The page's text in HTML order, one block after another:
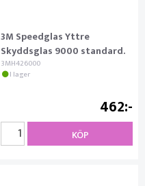
3M Speedglas Yttre
Skyddsglas 9000 standard.
3MH426000
I lager
462
KÖP